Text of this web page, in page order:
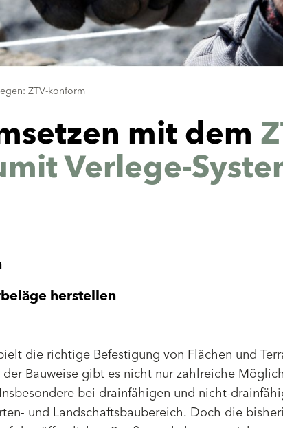
ZTV-konform
mit dem
Verlege-
herstellen
die richtige Befestigung von Flächen und
Bauweise gibt es nicht nur zahlreiche
bei drainfähigen und nicht-
und Landschaftsbaubereich. Doch die